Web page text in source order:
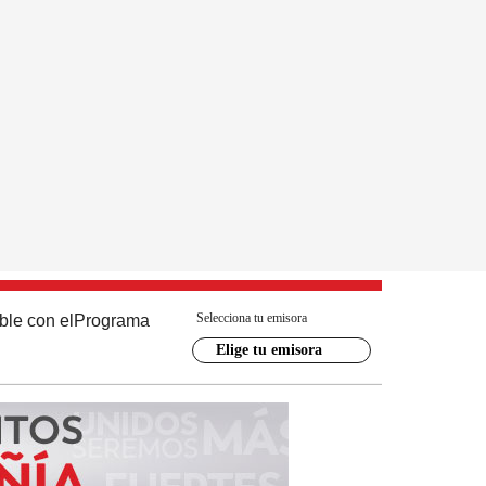
con el Programa Selecciona tu emisora
Elige tu emisora